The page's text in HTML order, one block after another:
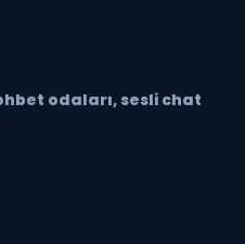
odaları, sesli chat